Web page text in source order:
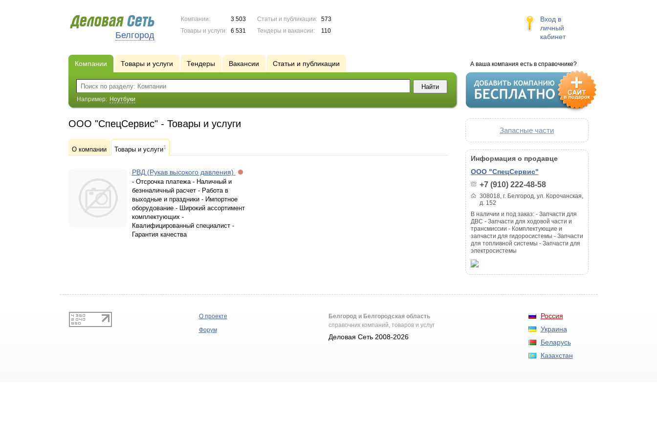
Белгород
Компании:
3 503
Товары и услуги:
6 531
Статьи и публикации:
573
Тендеры и вакансии:
110
Вход в
личный
кабинет
А ваша компания есть в справочнике?
Компании Товары и услуги Тендеры Вакансии Статьи и публикации
Например: Ноутбуки
ООО "СпецСервис" - Товары и услуги
О компании Товары и услуги1
РВД (Рукав высокого давления)
- Отсрочка платежа - Наличный и
безнналичный расчет - Работа в
выходные и праздники - Импортное
оборудование - Широкий ассортимент
комплектующих -
Квалифицированный специалист -
Гарантия качества
Запасные части
Информация о продавце
ООО "СпецСервис"
+7 (910) 222-48-58
308018, г. Белгород, ул. Корочанская,
д. 152
В наличии и под заказ: - Запчасти для
ДВС - Запчасти для ходовой части и
трансмиссии - Комплектующие и
запчасти для гидоросистемы - Запчасти
для топливной системы - Запчасти для
электросистемы
Россия
Украина
Беларусь
Казахстан
О проекте
Форум
Белгород и Белгородская область
справочник компаний, товаров и услуг
Деловая Сеть 2008-2026